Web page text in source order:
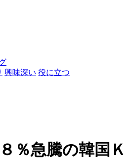
興味深い 役に立つ
％急騰の韓国Ｋ